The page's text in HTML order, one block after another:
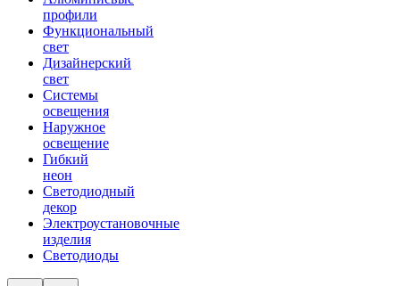
профили
Функциональный
свет
Дизайнерский
свет
Системы
освещения
Наружное
освещение
Гибкий
неон
Светодиодный
декор
Электроустановочные
изделия
Светодиоды